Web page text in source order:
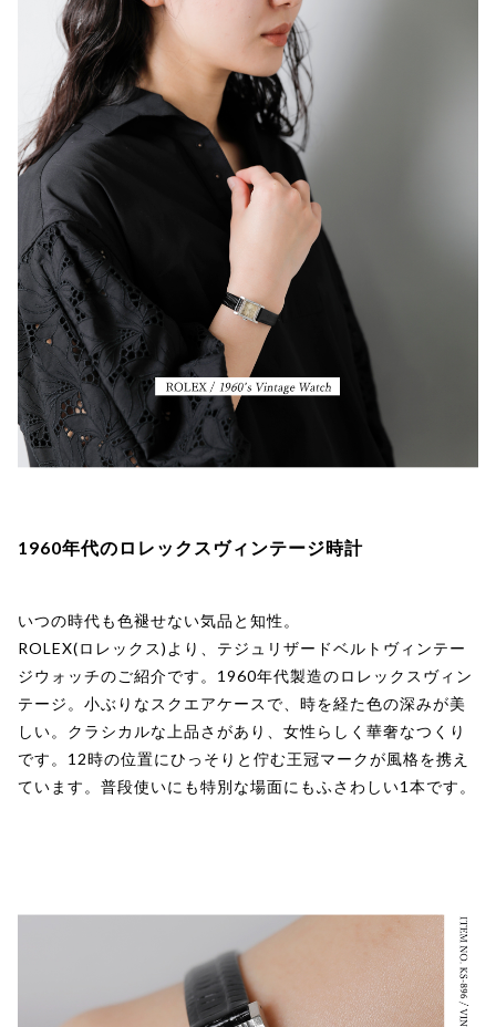
1960年代のロレックスヴィンテージ時計
いつの時代も色褪せない気品と知性。
ROLEX(ロレックス)より、テジュリザードベルトヴィンテー
ジウォッチのご紹介です。1960年代製造のロレックスヴィン
テージ。小ぶりなスクエアケースで、時を経た色の深みが美
しい。クラシカルな上品さがあり、女性らしく華奢なつくり
です。12時の位置にひっそりと佇む王冠マークが風格を携え
ています。普段使いにも特別な場面にもふさわしい1本です。